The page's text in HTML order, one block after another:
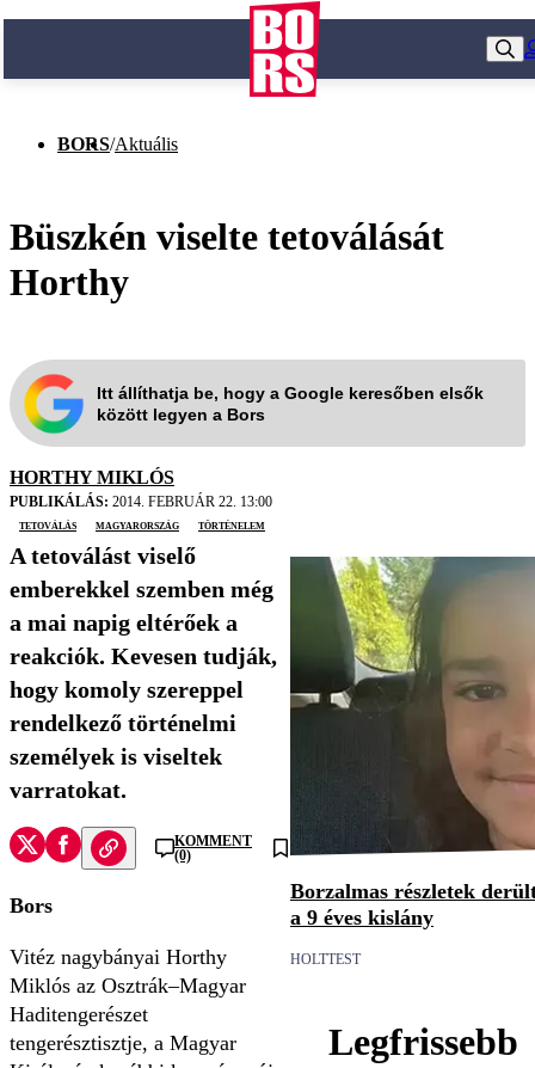
BORS/Aktuális
Büszkén viselte tetoválását
Horthy
Itt állíthatja be, hogy a Google keresőben elsők
között legyen a Bors
HORTHY MIKLÓS
PUBLIKÁLÁS: 2014. FEBRUÁR 22. 13:00
tetoválás
Magyarország történelem
A tetoválást viselő
emberekkel szemben még
a mai napig eltérőek a
reakciók. Kevesen tudják,
hogy komoly szereppel
rendelkező történelmi
személyek is viseltek
varratokat.
KOMMENT
(0)
Bors
Vitéz nagybányai Horthy
Miklós az Osztrák–Magyar
Haditengerészet
tengerésztisztje, a Magyar
Borzalmas részletek
a 9 éves kislány
HOLTTEST
Legfrissebb